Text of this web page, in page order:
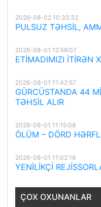
2026-08-02 10:35:32
PULSUZ TƏHSİL,
2026-08-01 12:58:07
ETİMADIMIZI İTİRƏN
2026-08-01 11:42:57
GÜRCÜSTANDA 44
TƏHSİL ALIR
2026-08-01 11:15:08
ÖLÜM – DÖRD
2026-08-01 11:02:16
YENİLİKÇİ
ÇOX OXUNANLAR